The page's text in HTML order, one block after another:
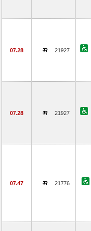
07.28 21927
07.28 21927
07.47 21776